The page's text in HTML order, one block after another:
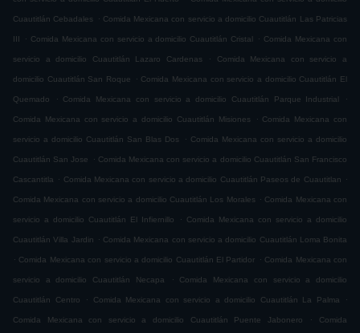
Cuautitlán Cebadales . Comida Mexicana con servicio a domicilio Cuautitlán Las Patricias
III . Comida Mexicana con servicio a domicilio Cuautitlán Cristal . Comida Mexicana con
servicio a domicilio Cuautitlán Lazaro Cardenas . Comida Mexicana con servicio a
domicilio Cuautitlán San Roque . Comida Mexicana con servicio a domicilio Cuautitlán El
Quemado . Comida Mexicana con servicio a domicilio Cuautitlán Parque Industrial .
Comida Mexicana con servicio a domicilio Cuautitlán Misiones . Comida Mexicana con
servicio a domicilio Cuautitlán San Blas Dos . Comida Mexicana con servicio a domicilio
Cuautitlán San Jose . Comida Mexicana con servicio a domicilio Cuautitlán San Francisco
Cascantitla . Comida Mexicana con servicio a domicilio Cuautitlán Paseos de Cuautitlan .
Comida Mexicana con servicio a domicilio Cuautitlán Los Morales . Comida Mexicana con
servicio a domicilio Cuautitlán El Infiernillo . Comida Mexicana con servicio a domicilio
Cuautitlán Villa Jardin . Comida Mexicana con servicio a domicilio Cuautitlán Loma Bonita
. Comida Mexicana con servicio a domicilio Cuautitlán El Partidor . Comida Mexicana con
servicio a domicilio Cuautitlán Necapa . Comida Mexicana con servicio a domicilio
Cuautitlán Centro . Comida Mexicana con servicio a domicilio Cuautitlán La Palma .
Comida Mexicana con servicio a domicilio Cuautitlán Puente Jabonero . Comida